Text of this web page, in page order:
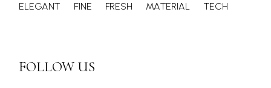
ELEGANT
FINE FRESH MATERIAL TECH
FOLLOW US